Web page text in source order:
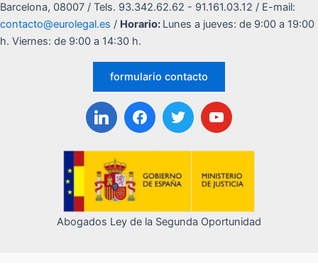
Barcelona, 08007 / Tels. 93.342.62.62 - 91.161.03.12 / E-mail:
contacto@eurolegal.es / Horario: Lunes a jueves: de 9:00 a 19:00
h. Viernes: de 9:00 a 14:30 h.
formulario contacto
Abogados Ley de la Segunda Oportunidad